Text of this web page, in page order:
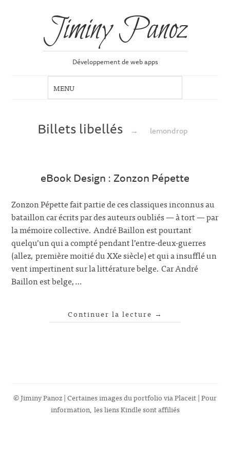
Jiminy Panoz
Développement de web apps
Billets libellés → lemondrop
eBook Design : Zonzon Pépette
Zonzon Pépette fait partie de ces classiques inconnus au
bataillon car écrits par des auteurs oubliés — à tort — par
la mémoire collective. André Baillon est pourtant
quelqu’un qui a compté pendant l’entre-deux-guerres
(allez, première moitié du XXe siècle) et qui a insufflé un
vent impertinent sur la littérature belge. Car André
Baillon est belge,…
Continuer la lecture →
© Jiminy Panoz | Certaines images du portfolio viaPlaceit| Pour
information, les liens Kindle sont affiliés